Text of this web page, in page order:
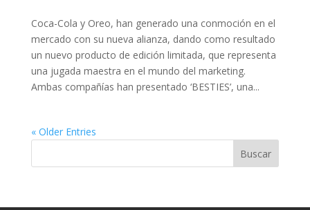
Coca-Cola y Oreo, han generado una conmoción en el
mercado con su nueva alianza, dando como resultado
un nuevo producto de edición limitada, que representa
una jugada maestra en el mundo del marketing.
Ambas compañías han presentado ‘BESTIES’, una...
« Older Entries